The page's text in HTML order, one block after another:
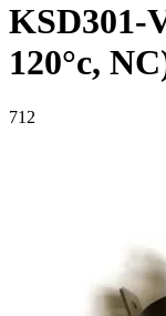
KSD301-
120°c,
712